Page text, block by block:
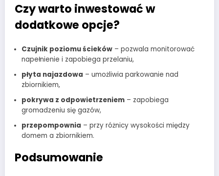
Czy warto inwestować w
dodatkowe opcje?
Czujnik poziomu ścieków– pozwala monitorować
napełnienie i zapobiega przelaniu,
płyta najazdowa – umożliwia parkowanie nad
zbiornikiem,
pokrywa z odpowietrzeniem– zapobiega
gromadzeniu się gazów,
przepompownia – przy różnicy wysokości między
domem a zbiornikiem.
Podsumowanie